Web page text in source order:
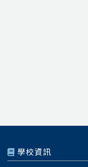
學校資訊